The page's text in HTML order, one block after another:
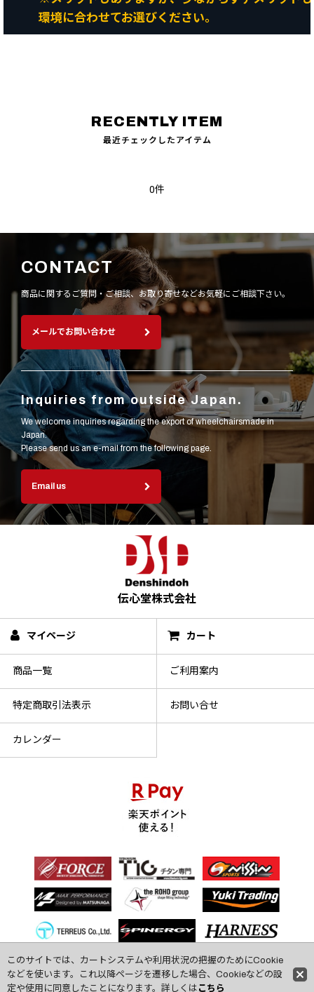
環境に合わせてお選びください。
最近チェックしたアイテム
0件
CONTACT
商品に関するご質問・ご相談、お取り寄せなどお気軽にご相談下さい。
メールでお問い合わせ
Inquiries from outside Japan.
We welcome inquiries regarding the export of wheelchairsmade in
Japan.
Please send us an e-mail from the following page.
Email us
伝心堂株式会社
マイページ カート
商品一覧 ご利用案内
特定商取引法表示 お問い合せ
カレンダー
このサイトでは、カートシステムや利用状況の把握のためにCookie
などを使います。これ以降ページを遷移した場合、Cookieなどの設
定や使用に同意したことになります。詳しくは こちら